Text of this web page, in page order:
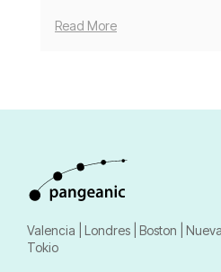
Read More
Valencia | Londres | Boston |
Tokio